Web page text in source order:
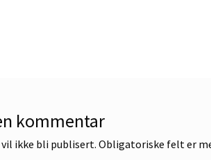
kommentar
ikke bli publisert. Obligatoriske felt er